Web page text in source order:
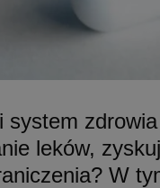
leków,
W
SessID